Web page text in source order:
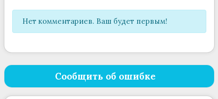
Нет комментариев. Ваш будет первым!
Сообщить об ошибке